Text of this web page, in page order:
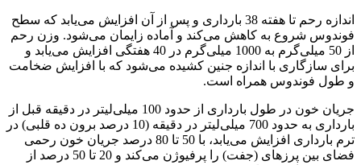
اندازه رحم تا هفته 38 بارداری و پس از آن افزایش می‌یابد که سطح
شروع به کاهش می‌کند و آماده زایمان می‌شود. وزن رحم
از 50 میلی‌گرم به 1000 میلی‌گرم در 40 هفتگی افزایش می‌یابد و
سازگاری با اندازه جنین کشیده می‌شود که با افزایش ضخامت
فوندوس همراه است.
جریان خون در طول بارداری از حدود 100 میلی‌لیتر در دقیقه قبل از
بارداری به حدود 700 میلی‌لیتر در دقیقه (10 درصد برون ده قلبی) در
ترم بارداری افزایش می‌یابد، با 50 تا 80 درصد جریان خون رحمی
فضای بین پرزهای (جفت) را پرفیوژن می‌کند و 20 تا 50 درصد از